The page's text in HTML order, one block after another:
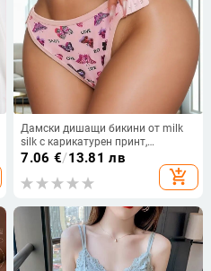
Дамски дишащи бикини от milk
silk с карикатурен принт,
регулируема средна талия
7.06 €/13.81 лв
add_shopping_cart